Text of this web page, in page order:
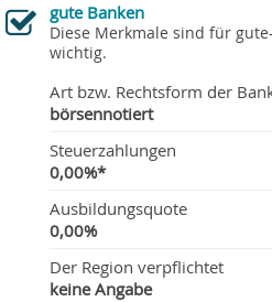
gute Banken
Diese Merkmale sind für
wichtig.
Art bzw. Rechtsform der
börsennotiert
Steuerzahlungen
0,00%*
Ausbildungsquote
0,00%
Der Region verpflichtet
keine Angabe